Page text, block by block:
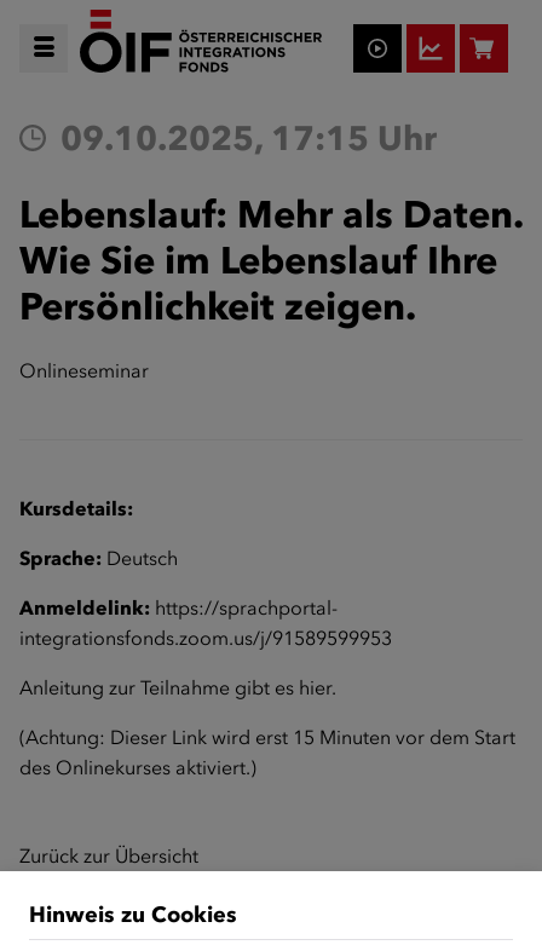
09.10.2025, 17:15 Uhr
Lebenslauf: Mehr als Daten.
Wie Sie im Lebenslauf Ihre
Persönlichkeit zeigen.
Onlineseminar
Kursdetails:
Sprache: Deutsch
Anmeldelink: https://sprachportal-
integrationsfonds.zoom.us/j/91589599953
Anleitung zur Teilnahme gibt es hier.
(Achtung: Dieser Link wird erst 15 Minuten vor dem Start
des Onlinekurses aktiviert.)
Zurück zur Übersicht
Hinweis zu Cookies